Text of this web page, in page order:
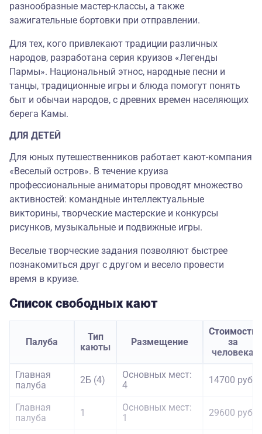
разнообразные мастер-классы, а также
зажигательные бортовки при отправлении.
Для тех, кого привлекают традиции различных
народов, разработана серия круизов «Легенды
Пармы». Национальный этнос, народные песни и
танцы, традиционные игры и блюда помогут понять
быт и обычаи народов, с древних времен населяющих
берега Камы.
ДЛЯ ДЕТЕЙ
Для юных путешественников работает кают-компания
«Веселый остров». В течение круиза
профессиональные аниматоры проводят множество
активностей: командные интеллектуальные
викторины, творческие мастерские и конкурсы
рисунков, музыкальные и подвижные игры.
Веселые творческие задания позволяют быстрее
познакомиться друг с другом и весело провести
время в круизе.
Список свободных кают
Палуба
Тип
каюты
Размещение
Стоимость
за
человека
Главная
палуба
2Б (4)
Основных мест:
4
14700 руб.
Главная
палуба
1
Основных мест:
1
29600 руб.